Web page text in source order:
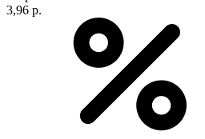
3,96 р.